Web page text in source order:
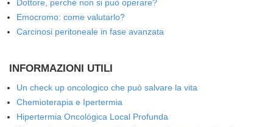
Dottore, perché non si può operare?
Emocromo: come valutarlo?
Carcinosi peritoneale in fase avanzata
INFORMAZIONI UTILI
Un check up oncologico che può salvare la vita
Chemioterapia e Ipertermia
Hipertermia Oncológica Local Profunda